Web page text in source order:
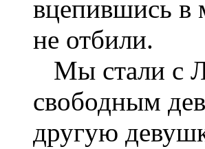
вцепившись в
не отбили.
Мы стали с
свободным
другую